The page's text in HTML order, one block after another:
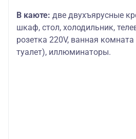
В каюте: две двухъярусные
шкаф, стол, холодильник,
розетка 220V, ванная
туалет), иллюминаторы.